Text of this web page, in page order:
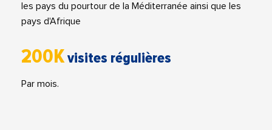
les pays du pourtour de la Méditerranée ainsi que les
pays d'Afrique
200Kvisites régulières
Par mois.